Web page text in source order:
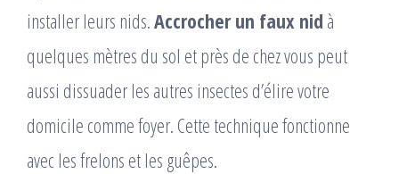
installer leurs nids.Accrocher un faux nid à
quelques mètres du sol et près de chez vous peut
aussi dissuader les autres insectes d’élire votre
domicile comme foyer. Cette technique fonctionne
avec les frelons et les guêpes.